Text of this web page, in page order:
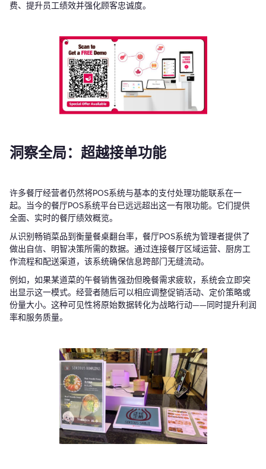
费、提升员工绩效并强化顾客忠诚度。
洞察全局：超越接单功能
许多餐厅经营者仍然将POS系统与基本的支付处理功能联系在一
起。当今的餐厅POS系统平台已远远超出这一有限功能。它们提供
全面、实时的餐厅绩效概览。
从识别畅销菜品到衡量餐桌翻台率，餐厅POS系统为管理者提供了
做出自信、明智决策所需的数据。通过连接餐厅区域运营、厨房工
作流程和配送渠道，该系统确保信息跨部门无缝流动。
例如，如果某道菜的午餐销售强劲但晚餐需求疲软，系统会立即突
出显示这一模式。经营者随后可以相应调整促销活动、定价策略或
份量大小。这种可见性将原始数据转化为战略行动——同时提升利润
率和服务质量。